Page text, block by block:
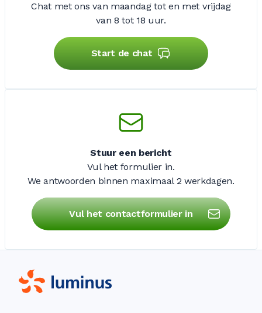
Chat met ons van maandag tot en met vrijdag
van 8 tot 18 uur.
Start de chat
Stuur een bericht
Vul het formulier in.
We antwoorden binnen maximaal 2 werkdagen.
Vul het contactformulier in